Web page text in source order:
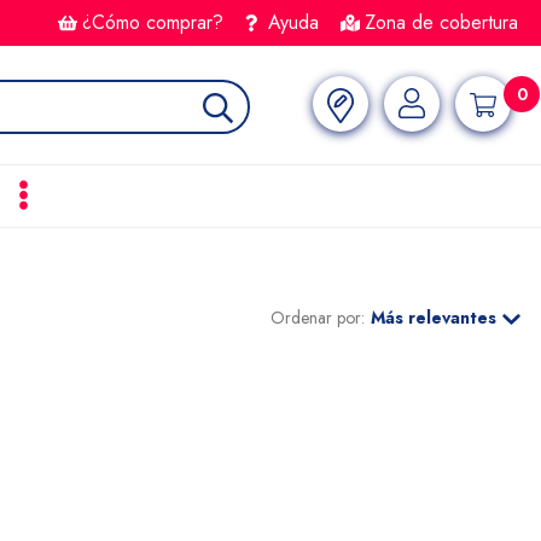
¿Cómo comprar? Ayuda Zona de cobertura
0
Ordenar por: Más relevantes